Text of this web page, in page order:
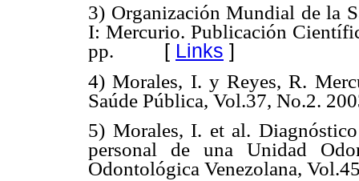
3) Organización Mundial de la
I: Mercurio. Publicación
pp. [ Links ]
4) Morales, I. y Reyes, R.
Saúde Pública, Vol.37, No.2.
5) Morales, I. et al.
personal de una Unidad
Odontológica Venezolana,